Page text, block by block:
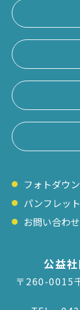
フォトダウ
パンフレッ
お問い合わせ
公益
〒260-0015